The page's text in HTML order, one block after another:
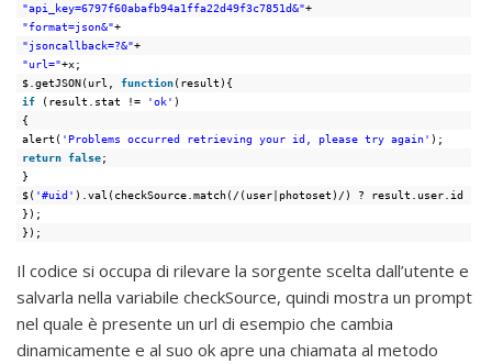
"api_key=6797f60abafb94a1ffa22d49f3c7851d&"+
"format=json&"+
"jsoncallback=?&"+
"url="+x;
$.getJSON(url, function(result){
if
(result.stat != 'ok' )
{
alert( 'Problems occurred retrieving your id, please try again' );
return false;
}
$( '#uid' ).val(checkSource.match(/(user|photoset)/) ? result.user.id :
});
});
Il codice si occupa di rilevare la sorgente scelta dall’utente e
salvarla nella variabile checkSource, quindi mostra un prompt
nel quale è presente un url di esempio che cambia
dinamicamente e al suo ok apre una chiamata al metodo